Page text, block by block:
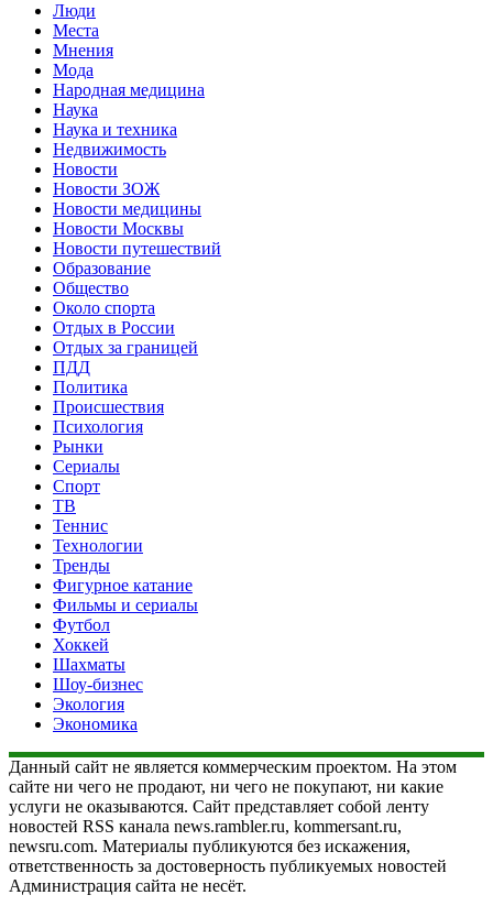
Люди
Места
Мнения
Мода
Народная медицина
Наука
Наука и техника
Недвижимость
Новости
Новости ЗОЖ
Новости медицины
Новости Москвы
Новости путешествий
Образование
Общество
Около спорта
Отдых в России
Отдых за границей
ПДД
Политика
Происшествия
Психология
Рынки
Сериалы
Спорт
ТВ
Теннис
Технологии
Тренды
Фигурное катание
Фильмы и сериалы
Футбол
Хоккей
Шахматы
Шоу-бизнес
Экология
Экономика
Данный сайт не является коммерческим проектом. На этом
сайте ни чего не продают, ни чего не покупают, ни какие
услуги не оказываются. Сайт представляет собой ленту
новостей RSS канала news.rambler.ru, kommersant.ru,
newsru.com. Материалы публикуются без искажения,
ответственность за достоверность публикуемых новостей
Администрация сайта не несёт.